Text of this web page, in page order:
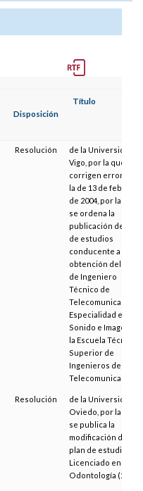
Disposición
Título
Resolución
de la Universidad
Vigo, por la que se
corrigen errores en
la de 13 de febrero
de 2004, por la que
se ordena la
publicación del plan
de estudios
conducente a la
obtención del título
de Ingeniero
Técnico de
Telecomunicación,
Especialidad en
Sonido e Imagen, de
la Escuela Técnica
Superior de
Ingenieros de
Resolución
de la Universidad
Oviedo, por la que
se publica la
modificación del
plan de estudios de
Licenciado en
Odontología (2002)